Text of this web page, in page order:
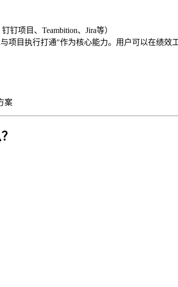
项目、Teambition、Jira等）
项目执行打通"作为核心能力。用户可以在绩
案